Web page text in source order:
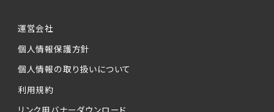
運営会社
個人情報保護方針
個人情報の取り扱いについて
利用規約
リンク用バナーダウンロード